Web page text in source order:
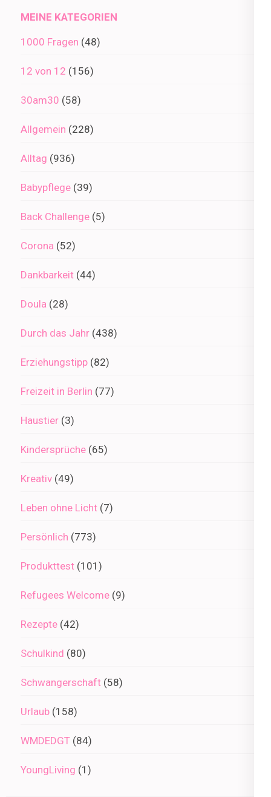
MEINE KATEGORIEN
1000 Fragen (48)
12 von 12 (156)
30am30 (58)
Allgemein (228)
Alltag (936)
Babypflege (39)
Back Challenge (5)
Corona (52)
Dankbarkeit (44)
Doula (28)
Durch das Jahr (438)
Erziehungstipp (82)
Freizeit in Berlin (77)
Haustier (3)
Kindersprüche (65)
Kreativ (49)
Leben ohne Licht (7)
Persönlich (773)
Produkttest (101)
Refugees Welcome (9)
Rezepte (42)
Schulkind (80)
Schwangerschaft (58)
Urlaub (158)
WMDEDGT (84)
YoungLiving (1)